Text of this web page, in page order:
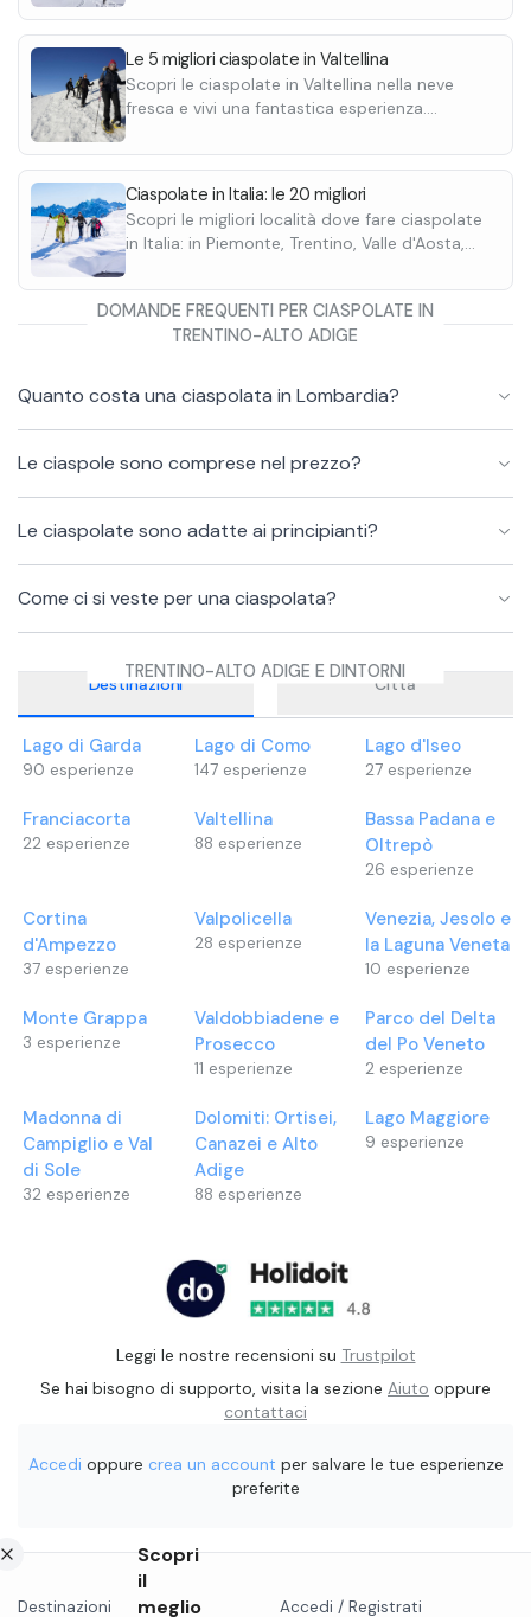
variabili.
camminate in caso di poca neve.
È possibile organizzare pranzi o cene in rifugio
prendendo accordi con la guida per tempo.
È necessario abbigliamento invernale adatto
con indumenti caldi e impermeabili per fare in
modo di godersi l'esperienza in un clima
piuttosto rigido.
partecipi della
e vi porterà a
comprese nel
Adatte ai principianti.
Le 5 migliori ciaspolate in Valtellina
Scopri le ciaspolate in Valtellina nella neve
fresca e vivi una fantastica esperienza.
Adatte ai principianti.
Ciaspolate in Italia: le 20 migliori
Scopri le migliori località dove fare ciaspolate
in Italia: in Piemonte, Trentino, Valle d'Aosta,
DOMANDE FREQUENTI PER CIASPOLATE IN
TRENTINO-ALTO ADIGE
Quanto costa una ciaspolata in Lombardia?
Le ciaspole sono comprese nel prezzo?
Le ciaspolate sono adatte ai principianti?
Come ci si veste per una ciaspolata?
TRENTINO-ALTO ADIGE E DINTORNI
Destinazioni Città
Lago di Garda
90 esperienze
Lago di Como
147 esperienze
Lago d'Iseo
27 esperienze
Franciacorta
22 esperienze
Valtellina
88 esperienze
Bassa Padana e
Oltrepò
26 esperienze
Cortina
d'Ampezzo
37 esperienze
Valpolicella
28 esperienze
Venezia, Jesolo e
la Laguna Veneta
10 esperienze
Monte Grappa
3 esperienze
Valdobbiadene e
Prosecco
11 esperienze
Parco del Delta
del Po Veneto
2 esperienze
Madonna di
Campiglio e Val
di Sole
32 esperienze
Dolomiti: Ortisei,
Canazei e Alto
Adige
88 esperienze
Lago Maggiore
9 esperienze
Leggi le nostre recensioni su Trustpilot
Se hai bisogno di supporto, visita la sezione Aiuto oppure
contattaci
Accedi oppure crea un account per salvare le tue esperienze
preferite
Destinazioni Accedi / Registrati
Scopri
il
meglio